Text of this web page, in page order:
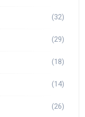
(32)
(29)
(18)
(14)
(26)